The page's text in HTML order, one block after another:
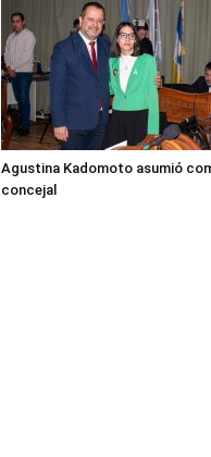
Agustina Kadomoto asumió
concejal